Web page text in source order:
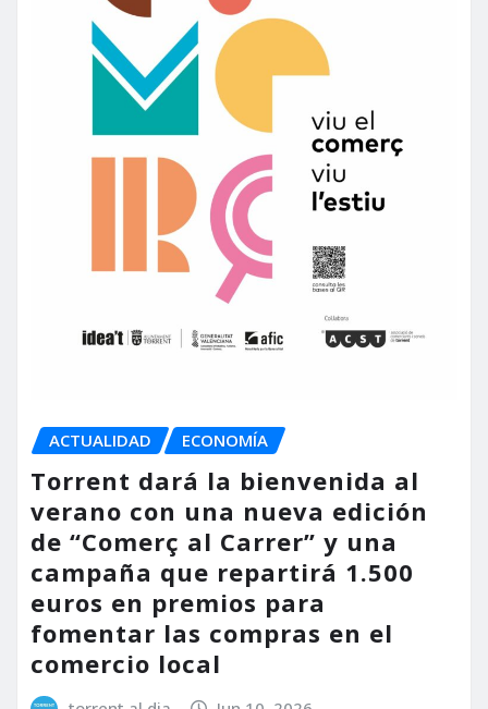
ACTUALIDAD ECONOMÍA
Torrent dará la bienvenida al
verano con una nueva edición
de “Comerç al Carrer” y una
campaña que repartirá 1.500
euros en premios para
fomentar las compras en el
comercio local